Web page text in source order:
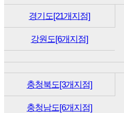
경기도[21개지점]
강원도[6개지점]
충청북도[3개지점]
충청남도[6개지점]